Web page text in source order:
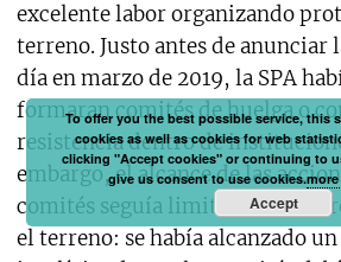
excelente labor organizando
terreno. Justo antes de anunciar
día en marzo de 2019, la SPA
formaran comités de huelga o
resistencia dentro de
embargo, el alcance de las
comités seguía limitándose a la
el terreno: se había alcanzado
To offer you the best possible service, this
cookies as well as cookies for web
clicking "Accept cookies" or continuing to
give us consent to use cookies.
Accept